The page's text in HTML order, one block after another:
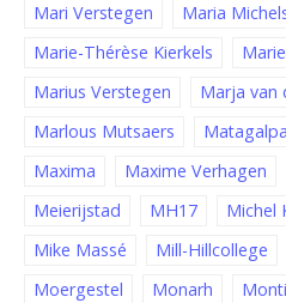
Mari Verstegen
Maria
Marie-Thérèse Kierkels
Marius Verstegen
Marja van
Marlous Mutsaers
Matagalpa
Maxima
Maxime Verhagen
Meierijstad
MH17 Michel
Mike Massé
Mill-Hillcollege
Moergestel
Monarh